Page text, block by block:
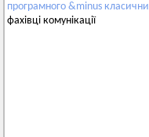
програмного &minus
фахівці комунікації